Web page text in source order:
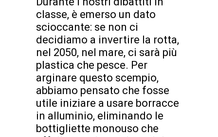
classe, è emerso un dato
scioccante: se non ci
decidiamo a invertire la rotta,
nel 2050, nel mare, ci sarà più
plastica che pesce. Per
arginare questo scempio,
abbiamo pensato che fosse
utile iniziare a usare borracce
in alluminio, eliminando le
bottigliette monouso che